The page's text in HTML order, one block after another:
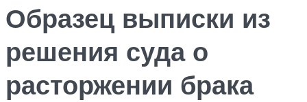
Образец выписки из
решения суда о
расторжении брака